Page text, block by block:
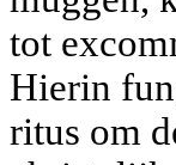
tot
Hierin
ritus om